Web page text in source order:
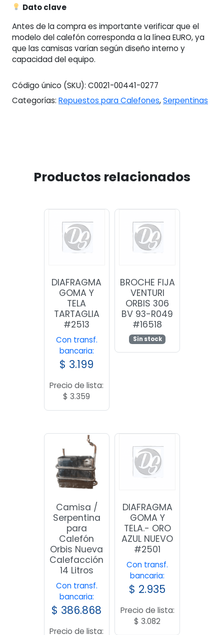
Dato clave
Antes de la compra es importante verificar que el
modelo del calefón corresponda a la línea EURO, ya
que las camisas varían según diseño interno y
capacidad del equipo.
Código único (SKU): C0021-00441-0277
Categorías: Repuestos para Calefones,Serpentinas
Productos relacionados
DIAFRAGMA
GOMA Y
TELA
TARTAGLIA
#2513
Con transf.
bancaria:
$ 3.199
Precio de lista:
$ 3.359
BROCHE FIJA
VENTURI
ORBIS 306
BV 93-R049
#16518
Sin stock
Camisa /
Serpentina
para
Calefón
Orbis Nueva
Calefacción
14 Litros
Con transf.
bancaria:
$ 386.868
Precio de lista:
DIAFRAGMA
GOMA Y
TELA.- ORO
AZUL NUEVO
#2501
Con transf.
bancaria:
$ 2.935
Precio de lista:
$ 3.082